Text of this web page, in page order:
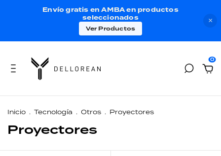
×
Envío gratis en AMBA en productos
seleccionados
Ver Productos
0
Inicio . Tecnología . Otros . Proyectores
Proyectores